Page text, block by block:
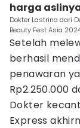
harga
Dokter Lastrina dari
Beauty Fest Asia
Setelah
berhasil
penawaran
Rp2.250.000
Dokter
Express